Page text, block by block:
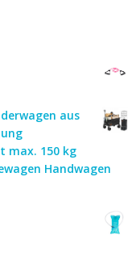
aus
max. 150 kg
Handwagen